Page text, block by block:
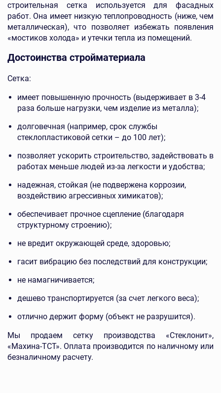
строительная сетка используется для фасадных
работ. Она имеет низкую теплопроводность (ниже, чем
металлическая), что позволяет избежать появления
«мостиков холода» и утечки тепла из помещений.
Достоинства стройматериала
Сетка:
имеет повышенную прочность (выдерживает в 3-4
раза больше нагрузки, чем изделие из металла);
долговечная (например, срок службы
стеклопластиковой сетки – до 100 лет);
позволяет ускорить строительство, задействовать в
работах меньше людей из-за легкости и удобства;
надежная, стойкая (не подвержена коррозии,
воздействию агрессивных химикатов);
обеспечивает прочное сцепление (благодаря
структурному строению);
не вредит окружающей среде, здоровью;
гасит вибрацию без последствий для конструкции;
не намагничивается;
дешево транспортируется (за счет легкого веса);
отлично держит форму (объект не разрушится).
Мы продаем сетку производства «Стеклонит»,
«Махина-ТСТ». Оплата производится по наличному или
безналичному расчету.